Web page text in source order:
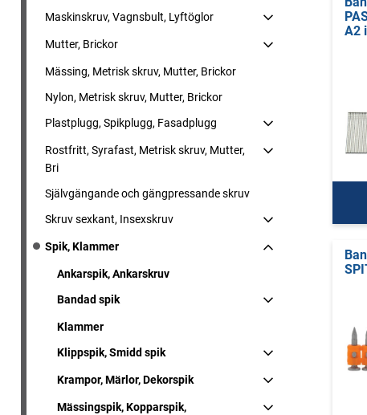
Maskinskruv, Vagnsbult, Lyftöglor
Mutter, Brickor
Mässing, Metrisk skruv, Mutter, Brickor
Nylon, Metrisk skruv, Mutter, Brickor
Plastplugg, Spikplugg, Fasadplugg
Rostfritt, Syrafast, Metrisk skruv, Mutter,
Bri
Självgängande och gängpressande skruv
Skruv sexkant, Insexskruv
Spik, Klammer
Ankarspik, Ankarskruv
Bandad spik
Klammer
Klippspik, Smidd spik
Krampor, Märlor, Dekorspik
Mässingspik, Kopparspik,
A2